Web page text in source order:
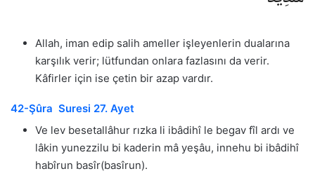
Allah, iman edip salih ameller işleyenlerin dualarına
karşılık verir; lütfundan onlara fazlasını da verir.
Kâfirler için ise çetin bir azap vardır.
42-Şûra Suresi 27. Ayet
Ve lev besetallâhur rızka li ibâdihî le begav fîl ardı ve
lâkin yunezzilu bi kaderin mâ yeşâu, innehu bi ibâdihî
habîrun basîr(basîrun).